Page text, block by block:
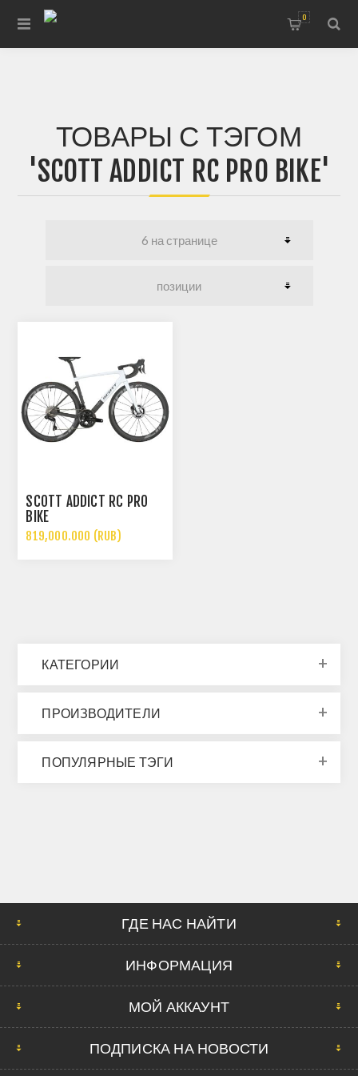
0
ТОВАРЫ С ТЭГОМ
'SCOTT ADDICT RC PRO BIKE'
SCOTT ADDICT RC PRO
BIKE
819,000.000 (RUB)
КАТЕГОРИИ
ПРОИЗВОДИТЕЛИ
ПОПУЛЯРНЫЕ ТЭГИ
ГДЕ НАС НАЙТИ
ИНФОРМАЦИЯ
МОЙ АККАУНТ
ПОДПИСКА НА НОВОСТИ